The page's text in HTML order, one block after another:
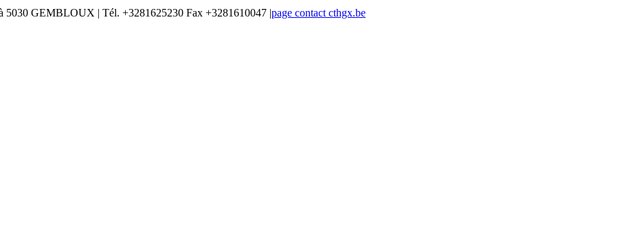
5030 GEMBLOUX | Tél. +3281625230 Fax +3281610047 |page contact cthgx.be